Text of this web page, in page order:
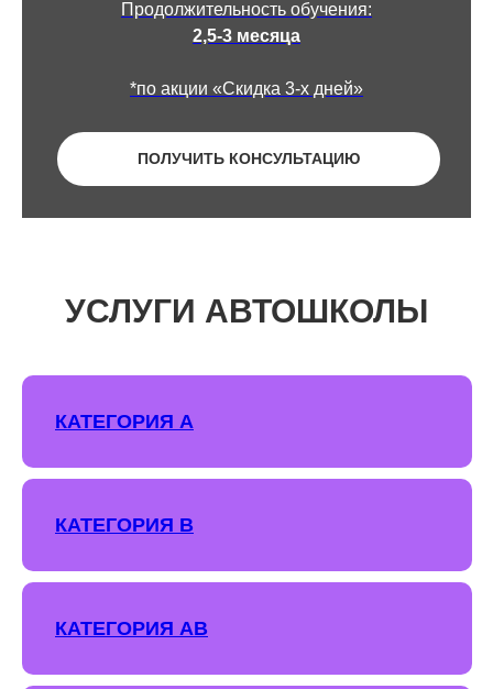
Продолжительность обучения:
2,5-3 месяца
*по акции «Скидка 3-х дней»
ПОЛУЧИТЬ КОНСУЛЬТАЦИЮ
УСЛУГИ АВТОШКОЛЫ
КАТЕГОРИЯ А
КАТЕГОРИЯ В
КАТЕГОРИЯ АВ